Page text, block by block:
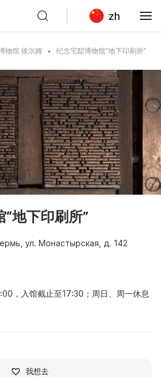
zh
物馆 彼尔姆 纪念宅邸博物馆“地下印刷所”
地下印刷所”
ул. Монастырская, д. 142
，入馆截止至17:30；周日、周一休息
我想去